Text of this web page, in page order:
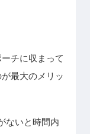
チに収まって
最大のメリッ
ないと時間内